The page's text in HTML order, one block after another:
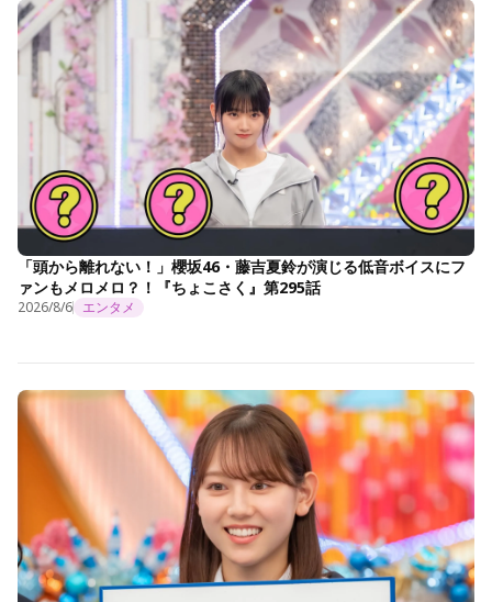
「頭から離れない！」櫻坂46・藤吉夏鈴が演じる低音ボイスにフ
ァンもメロメロ？！『ちょこさく』第295話
2026/8/6 エンタメ